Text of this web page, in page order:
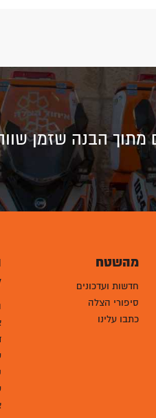
מתוך הבנה שזמן
מהשטח
חדשות ועדכונים
סיפורי הצלה
כתבו עלינו